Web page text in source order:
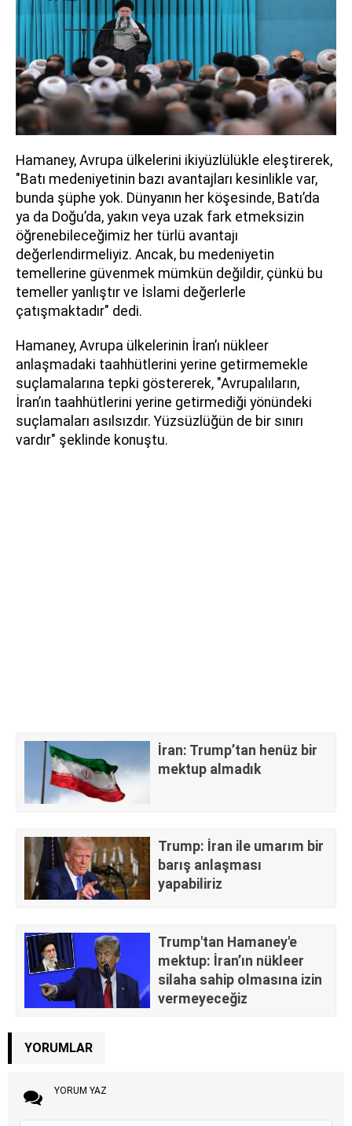
Hamaney, Avrupa ülkelerini ikiyüzlülükle eleştirerek,
"Batı medeniyetinin bazı avantajları kesinlikle var,
bunda şüphe yok. Dünyanın her köşesinde, Batı’da
ya da Doğu’da, yakın veya uzak fark etmeksizin
öğrenebileceğimiz her türlü avantajı
değerlendirmeliyiz. Ancak, bu medeniyetin
temellerine güvenmek mümkün değildir, çünkü bu
temeller yanlıştır ve İslami değerlerle
çatışmaktadır" dedi.
Hamaney, Avrupa ülkelerinin İran’ı nükleer
anlaşmadaki taahhütlerini yerine getirmemekle
suçlamalarına tepki göstererek, "Avrupalıların,
İran’ın taahhütlerini yerine getirmediği yönündeki
suçlamaları asılsızdır. Yüzsüzlüğün de bir sınırı
vardır" şeklinde konuştu.
İran: Trump’tan henüz bir
mektup almadık
Trump: İran ile umarım bir
barış anlaşması
yapabiliriz
Trump'tan Hamaney'e
mektup: İran’ın nükleer
silaha sahip olmasına izin
vermeyeceğiz
YORUMLAR
YORUM YAZ